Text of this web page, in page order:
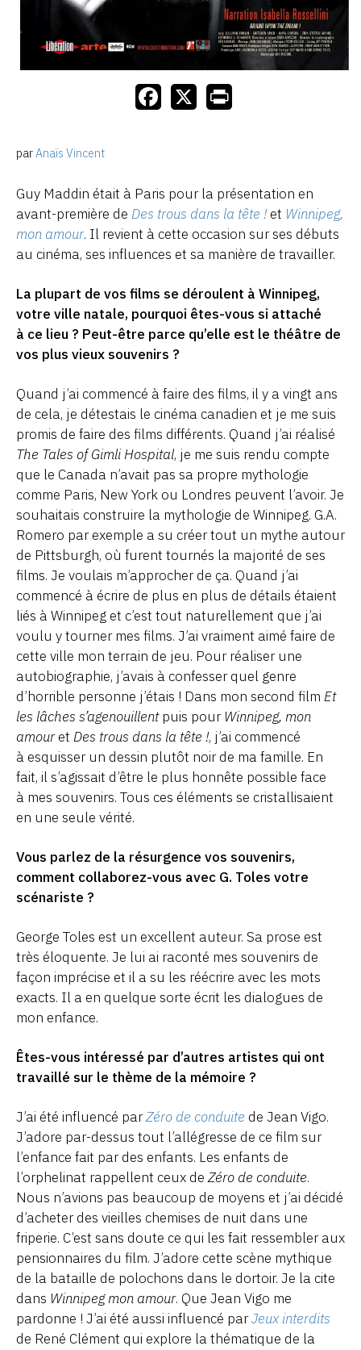
parAnaïs Vincent
Guy Maddin était à Paris pour la présentation en
avant-première de Des trous dans la tête !et Winnipeg,
mon amour. Il revient à cette occasion sur ses débuts
au cinéma, ses influences et sa manière de travailler.
La plupart de vos films se déroulent à Winnipeg,
votre ville natale, pourquoi êtes-vous si attaché
à ce lieu ? Peut-être parce qu’elle est le théâtre de
vos plus vieux souvenirs ?
Quand j’ai commencé à faire des films, il y a vingt ans
de cela, je détestais le cinéma canadien et je me suis
promis de faire des films différents. Quand j’ai réalisé
The Tales of Gimli Hospital, je me suis rendu compte
que le Canada n’avait pas sa propre mythologie
comme Paris, New York ou Londres peuvent l’avoir. Je
souhaitais construire la mythologie de Winnipeg. G.A.
Romero par exemple a su créer tout un mythe autour
de Pittsburgh, où furent tournés la majorité de ses
films. Je voulais m’approcher de ça. Quand j’ai
commencé à écrire de plus en plus de détails étaient
liés à Winnipeg et c’est tout naturellement que j’ai
voulu y tourner mes films. J’ai vraiment aimé faire de
cette ville mon terrain de jeu. Pour réaliser une
autobiographie, j’avais à confesser quel genre
d’horrible personne j’étais ! Dans mon second film Et
les lâches s’agenouillentpuis pourWinnipeg, mon
amouret Des trous dans la tête !, j’ai commencé
à esquisser un dessin plutôt noir de ma famille. En
fait, il s’agissait d’être le plus honnête possible face
à mes souvenirs. Tous ces éléments se cristallisaient
en une seule vérité.
Vous parlez de la résurgence vos souvenirs,
comment collaborez-vous avec G. Toles votre
scénariste ?
George Toles est un excellent auteur. Sa prose est
très éloquente. Je lui ai raconté mes souvenirs de
façon imprécise et il a su les réécrire avec les mots
exacts. Il a en quelque sorte écrit les dialogues de
mon enfance.
Êtes-vous intéressé par d’autres artistes qui ont
travaillé sur le thème de la mémoire ?
J’ai été influencé parZéro de conduite de Jean Vigo.
J’adore par-dessus tout l’allégresse de ce film sur
l’enfance fait par des enfants. Les enfants de
l’orphelinat rappellent ceux deZéro de conduite.
Nous n’avions pas beaucoup de moyens et j’ai décidé
d’acheter des vieilles chemises de nuit dans une
friperie. C’est sans doute ce qui les fait ressembler aux
pensionnaires du film. J’adore cette scène mythique
de la bataille de polochons dans le dortoir. Je la cite
dans Winnipeg mon amour. Que Jean Vigo me
pardonne ! J’ai été aussi influencé parJeux interdits
de René Clément qui explore la thématique de la